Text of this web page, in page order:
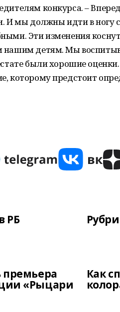
конкурса. –
И мы должны идти в ногу
Эти изменения
детям. Мы
были хорошие
которому предстоит
РБ
премьера
«Рыцари
Как